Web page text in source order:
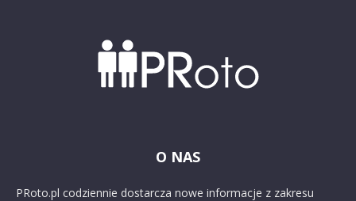
O NAS
PRoto.pl codziennie dostarcza nowe informacje z zakresu